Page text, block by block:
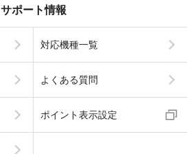
サポート情報
対応機種一覧
よくある質問
ポイント表示設定